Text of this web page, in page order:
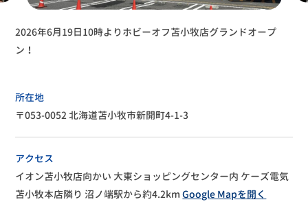
2026年6月19日10時よりホビーオフ苫小牧店グランドオープ
ン！
所在地
〒053-0052 北海道苫小牧市新開町4-1-3
アクセス
イオン苫小牧店向かい 大東ショッピングセンター内 ケーズ電気
苫小牧本店隣り 沼ノ端駅から約4.2km Google Mapを開く